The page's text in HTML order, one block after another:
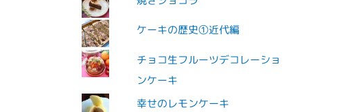
ケーキの歴史①近代編
チョコ生フルーツデコレーショ
ンケーキ
幸せのレモンケーキ